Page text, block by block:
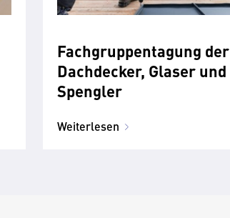
Fachgruppentagung der
Dachdecker, Glaser und
Spengler
Weiterlesen